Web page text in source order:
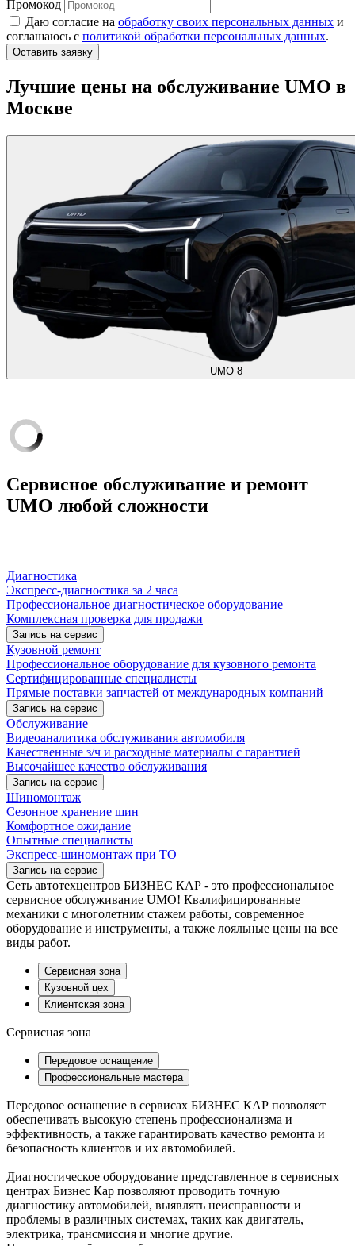
Промокод
Даю согласие на обработку своих персональных данных и
соглашаюсь с политикой обработки персональных данных.
Оставить заявку
Лучшие цены на обслуживание UMO в
Москве
UMO 8
Сервисное обслуживание и ремонт
UMO любой сложности
Диагностика
Экспресс-диагностика за 2 часа
Профессиональное диагностическое оборудование
Комплексная проверка для продажи
Запись на сервис
Кузовной ремонт
Профессиональное оборудование для кузовного ремонта
Сертифицированные специалисты
Прямые поставки запчастей от международных компаний
Запись на сервис
Обслуживание
Видеоаналитика обслуживания автомобиля
Качественные з/ч и расходные материалы с гарантией
Высочайшее качество обслуживания
Запись на сервис
Шиномонтаж
Сезонное хранение шин
Комфортное ожидание
Опытные специалисты
Экспресс-шиномонтаж при ТО
Запись на сервис
Сеть автотехцентров БИЗНЕС КАР - это профессиональное
сервисное обслуживание UMO! Квалифицированные
механики с многолетним стажем работы, современное
оборудование и инструменты, а также лояльные цены на все
виды работ.
Сервисная зона
Кузовной цех
Клиентская зона
Сервисная зона
Передовое оснащение
Профессиональные мастера
Передовое оснащение в сервисах БИЗНЕС КАР позволяет
обеспечивать высокую степень профессионализма и
эффективность, а также гарантировать качество ремонта и
безопасность клиентов и их автомобилей.
Диагностическое оборудование представленное в сервисных
центрах Бизнес Кар позволяют проводить точную
диагностику автомобилей, выявлять неисправности и
проблемы в различных системах, таких как двигатель,
электрика, трансмиссия и многие другие.